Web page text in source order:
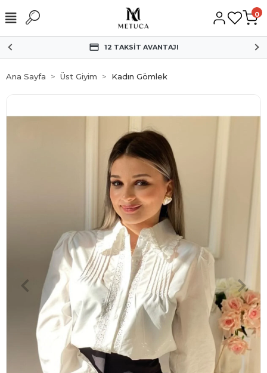
0
HIZLI KARGO
Ana Sayfa Üst Giyim Kadın Gömlek